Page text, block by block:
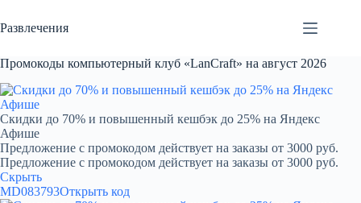
к
сути
Развлечения
Промокоды компьютерный клуб «LanCraft» на август 2026
Скидки до 70% и повышенный кешбэк до 25% на Яндекс
Афише
Предложение с промокодом действует на заказы от 3000 руб.
Предложение с промокодом действует на заказы от 3000 руб.
Скрыть
MD083793Открыть код